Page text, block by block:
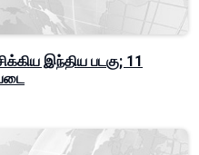
இந்திய படகு; 11